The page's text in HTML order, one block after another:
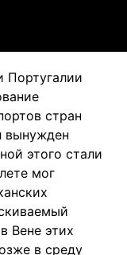
Португалии
стран
вынужден
этого стали
мог
Вене этих
в среду